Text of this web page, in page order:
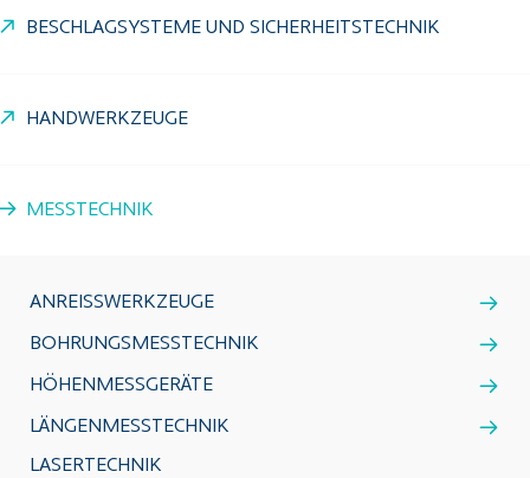
BESCHLAGSYSTEME UND SICHERHEITSTECHNIK
HANDWERKZEUGE
MESSTECHNIK
ANREISSWERKZEUGE
BOHRUNGSMESSTECHNIK
HÖHENMESSGERÄTE
LÄNGENMESSTECHNIK
LASERTECHNIK